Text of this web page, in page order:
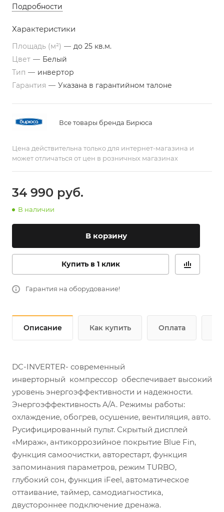
Подробности
Характеристики
Площадь (м²) — до 25 кв.м.
Цвет — Белый
Тип — инвертор
Гарантия — Указана в гарантийном талоне
Все товары бренда Бирюса
Цена действительна только для интернет-магазина и
может отличаться от цен в розничных магазинах
34 990 руб.
В наличии
В корзину
Купить в 1 клик
Гарантия на оборудование!
Описание Как купить Оплата
DC-INVERTER- современный
инверторный компрессор обеспечивает высокий
уровень энергоэффективности и надежности.
Энергоэффективность A/A. Режимы работы:
охлаждение, обогрев, осушение, вентиляция, авто.
Русифицированный пульт. Скрытый дисплей
«Мираж», антикоррозийное покрытие Blue Fin,
функция самоочистки, авторестарт, функция
запоминания параметров, режим TURBO,
глубокий сон, функция iFeel, автоматическое
оттаивание, таймер, самодиагностика,
двустороннее подключение дренажа.